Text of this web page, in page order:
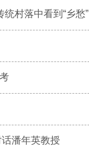
村落中看到“乡愁”
潘年英教授